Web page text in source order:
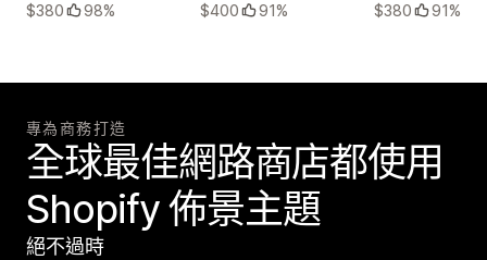
$380
98%
$400
91%
$380
91%
專為商務打造
全球最佳網路商店都使用
Shopify 佈景主題
絕不過時